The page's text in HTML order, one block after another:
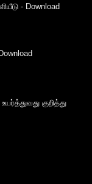
- Download
குறித்து